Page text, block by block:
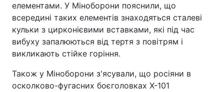
елементами. У Міноборони пояснили, що
всередині таких елементів знаходяться сталеві
кульки з цирконієвими вставками, які під час
вибуху запалюються від тертя з повітрям і
викликають стійке горіння.
Також у Міноборони з'ясували, що росіяни в
осколково-фугасних боєголовках Х-101